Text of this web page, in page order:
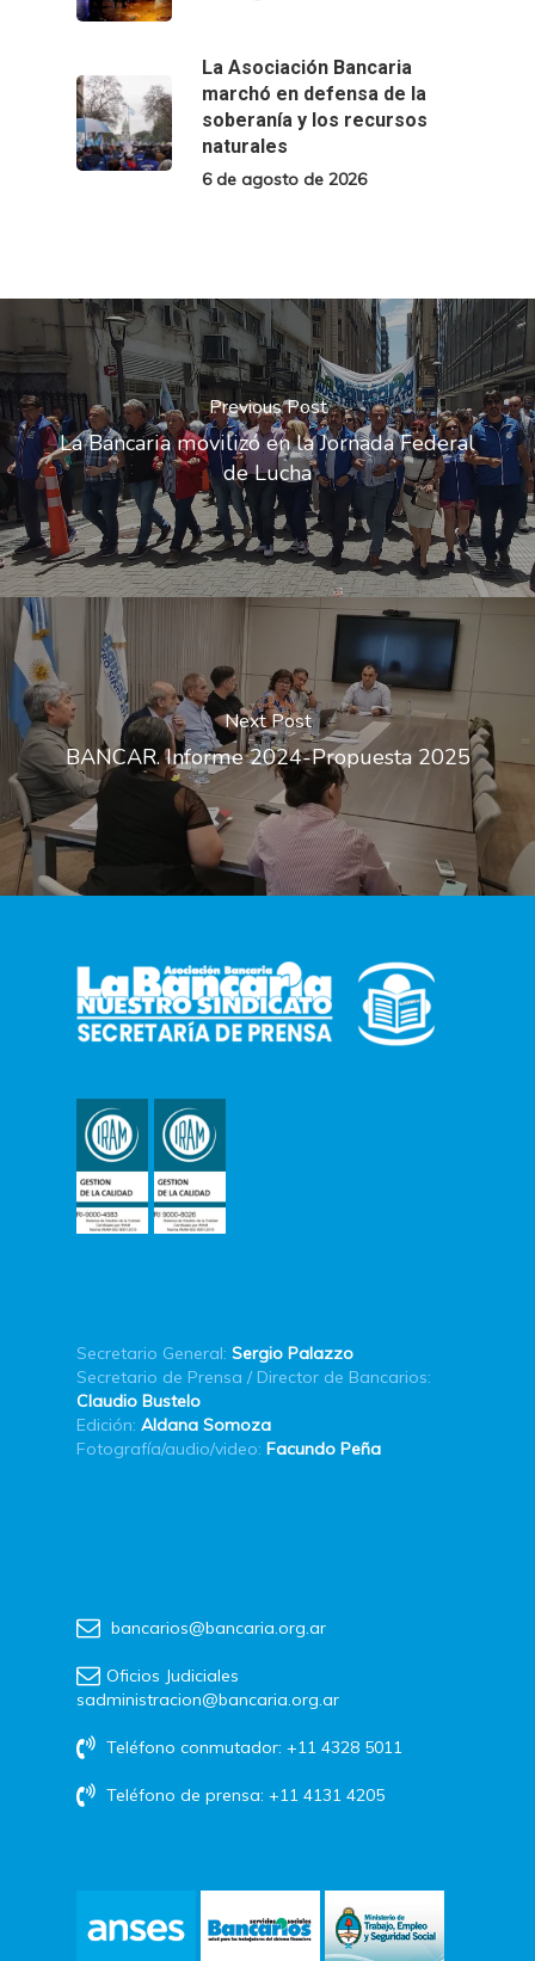
La Asociación Bancaria
marchó en defensa de la
soberanía y los recursos
naturales
6 de agosto de 2026
Previous Post
La Bancaria movilizó en la Jornada Federal
de Lucha
Next Post
BANCAR. Informe 2024-Propuesta 2025
Secretario General: Sergio Palazzo
Secretario de Prensa / Director de Bancarios:
Claudio Bustelo
Edición: Aldana Somoza
Fotografía/audio/video: Facundo Peña
bancarios@bancaria.org.ar
Oficios Judiciales
sadministracion@bancaria.org.ar
Teléfono conmutador: +11 4328 5011
Teléfono de prensa: +11 4131 4205